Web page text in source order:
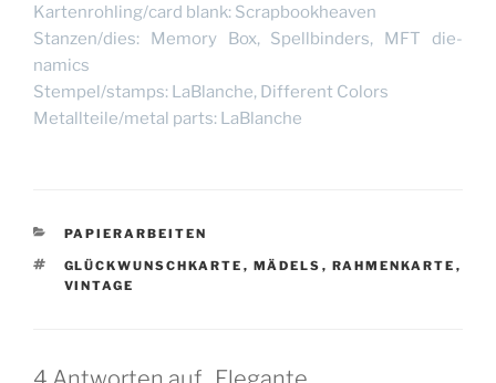
Kartenrohling/card blank: Scrapbookheaven
Stanzen/dies: Memory Box, Spellbinders, MFT die-
namics
Stempel/stamps: LaBlanche, Different Colors
Metallteile/metal parts: LaBlanche
KATEGORIEN
PAPIERARBEITEN
SCHLAGWÖRTER
GLÜCKWUNSCHKARTE , MÄDELS , RAHMENKARTE ,
VINTAGE